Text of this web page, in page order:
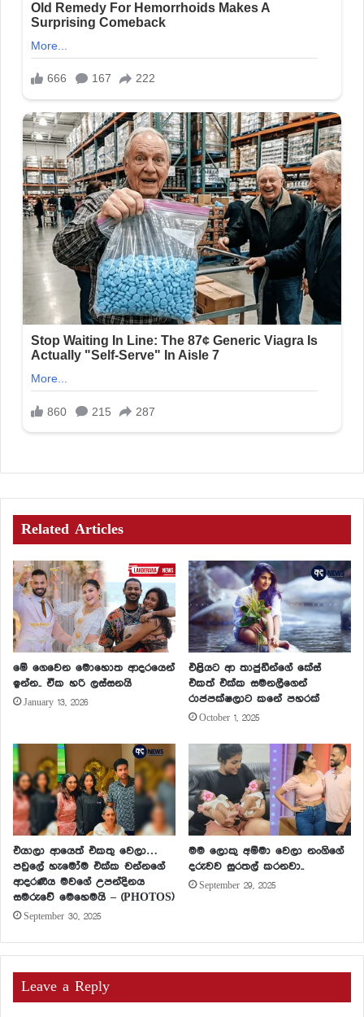
Related Articles
මේ ගෙවෙන මොහොත ආදරයෙන්
ඉන්න.. ඒක හරි ලස්සනයි
January 13, 2026
එළියට ආ තාජුඩීන්ගේ කේස්
එකත් එක්ක සමනලීගෙන්
රාජපක්ෂලාට කනේ පහරක්
October 1, 2025
එයාලා ආයෙත් එකතු වෙලා…
පවුලේ හැමෝම එක්ක චන්නගේ
ආදරණීය මවගේ උපන්දිනය
සමරුවේ මෙහෙමයි – (PHOTOS)
September 30, 2025
මම ලොකු අම්මා වෙලා නංගිගේ
දරුවව සුරතල් කරනවා..
September 29, 2025
Leave a Reply